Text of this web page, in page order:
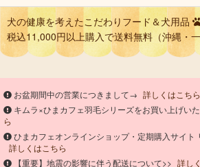
犬の健康を考えたこだわりフード＆犬用品
税込11,000円以上購入で送料無料（沖縄・
お盆期間中の営業につきまして→ 詳しくはこちら
キムラ×ひまカフェ羽毛シリーズをお買い上げい
ら
ひまカフェオンラインショップ・定期購入サイ
詳しくはこちら
【重要】地震の影響に伴う配送について>> 詳し